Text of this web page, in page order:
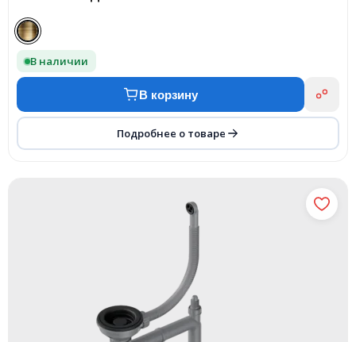
В наличии
В корзину
Подробнее о товаре